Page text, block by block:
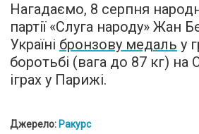
Нагадаємо, 8 серпня
партії «Слуга народу» Жан
Україні бронзову медаль у
боротьбі (вага до 87 кг) на
іграх у Парижі.
Джерело: Ракурс